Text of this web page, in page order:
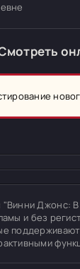
Джонс: В
и без